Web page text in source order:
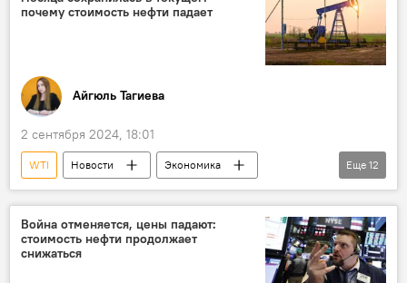
Brent
почему стоимость нефти падает
Айгюль Тагиева
2 сентября 2024, 18:01
WTI Новости
Экономика
Новости мира
Нефть
Цена нефти
Фьючерсы
ОПЕК+
Добыча нефти
США
Еще 12
Война отменяется, цены падают:
стоимость нефти продолжает
снижаться